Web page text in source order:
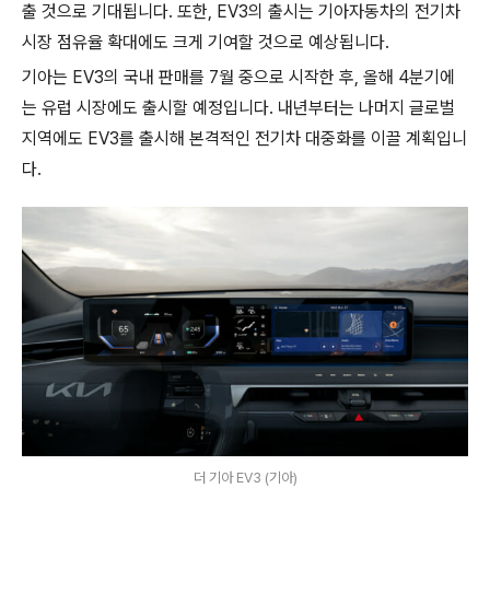
출 것으로 기대됩니다. 또한, EV3의 출시는 기아자동차의 전기차
시장 점유율 확대에도 크게 기여할 것으로 예상됩니다.
기아는 EV3의 국내 판매를 7월 중으로 시작한 후, 올해 4분기에
는 유럽 시장에도 출시할 예정입니다. 내년부터는 나머지 글로벌
지역에도 EV3를 출시해 본격적인 전기차 대중화를 이끌 계획입니
다.
더 기아 EV3 (기아)